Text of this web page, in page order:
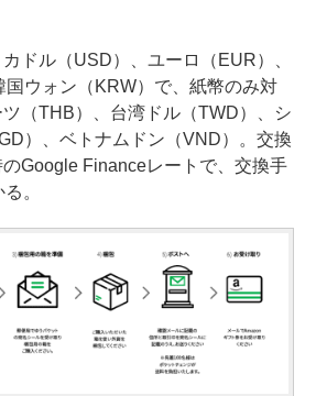
ドル（USD）、ユーロ（EUR）、
ウォン（KRW）で、紙幣のみ対
（THB）、台湾ドル（TWD）、シ
）、ベトナムドン（VND）。交換
Google Financeレートで、交換手
。